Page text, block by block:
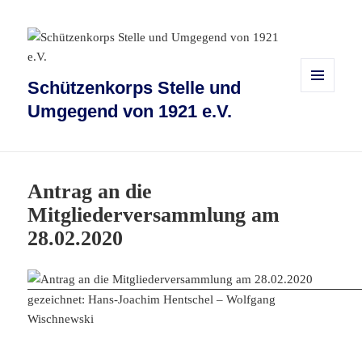
Schützenkorps Stelle und
Umgegend von 1921 e.V.
Antrag an die
Mitgliederversammlung am
28.02.2020
gezeichnet: Hans-Joachim Hentschel – Wolfgang
Wischnewski